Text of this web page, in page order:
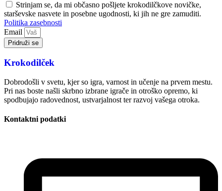
Strinjam se, da mi občasno pošljete krokodilčkove novičke,
starševske nasvete in posebne ugodnosti, ki jih ne gre zamuditi.
Politika zasebnosti
Email
Pridruži se
Krokodilček
Dobrodošli v svetu, kjer so igra, varnost in učenje na prvem mestu.
Pri nas boste našli skrbno izbrane igrače in otroško opremo, ki
spodbujajo radovednost, ustvarjalnost ter razvoj vašega otroka.
Kontaktni podatki